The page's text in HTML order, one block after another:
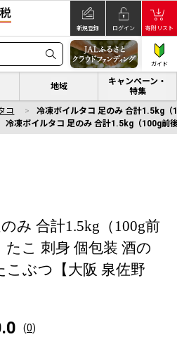
新規登録 ログイン 寄附リスト
ガイド
地域
キャンペーン・
特集
コ
冷凍ボイルタコ 足のみ 合計1.5kg（
冷凍ボイルタコ 足のみ 合計1.5kg（100g前
み 合計1.5kg（100g前
こ 刺身 個包装 酒の
こぶつ【大阪 泉佐野
(0)